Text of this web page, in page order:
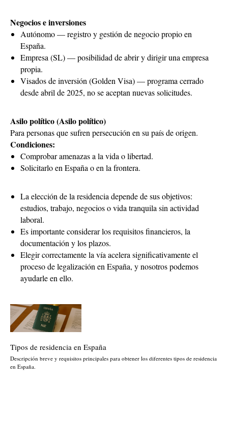
Negocios e inversiones
Autónomo — registro y gestión de negocio propio en
España.
Empresa (SL) — posibilidad de abrir y dirigir una empresa
propia.
Visados de inversión (Golden Visa) — programa cerrado
desde abril de 2025, no se aceptan nuevas solicitudes.
Asilo político (Asilo político)
Para personas que sufren persecución en su país de origen.
Condiciones:
Comprobar amenazas a la vida o libertad.
Solicitarlo en España o en la frontera.
La elección de la residencia depende de sus objetivos:
estudios, trabajo, negocios o vida tranquila sin actividad
laboral.
Es importante considerar los requisitos financieros, la
documentación y los plazos.
Elegir correctamente la vía acelera significativamente el
proceso de legalización en España, y nosotros podemos
ayudarle en ello.
Tipos de residencia en España
Descripción breve y requisitos principales para obtener los diferentes tipos de residencia
en España.